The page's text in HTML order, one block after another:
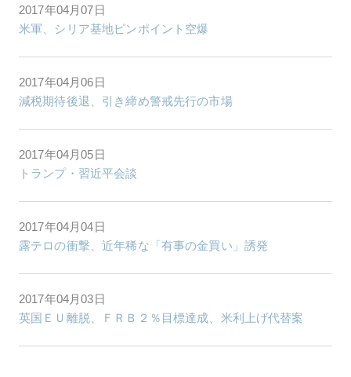
2017年04月07日
米軍、シリア基地ピンポイント空爆
2017年04月06日
減税期待後退、引き締め警戒先行の市場
2017年04月05日
トランプ・習近平会談
2017年04月04日
露テロの衝撃、近年稀な「有事の金買い」誘発
2017年04月03日
英国ＥＵ離脱、ＦＲＢ２％目標達成、米利上げ代替案